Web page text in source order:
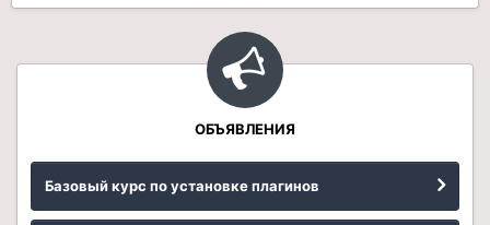
ОБЪЯВЛЕНИЯ
Базовый курс по установке плагинов